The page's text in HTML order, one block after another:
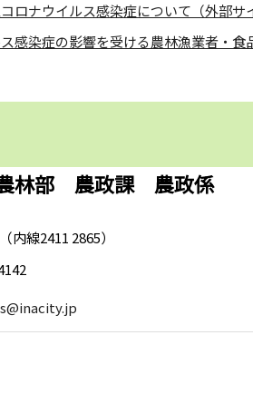
ロナウイルス感染症について（外部サ
感染症の影響を受ける農林漁業者・食
林部 農政課 農政係
内線2411 2865）